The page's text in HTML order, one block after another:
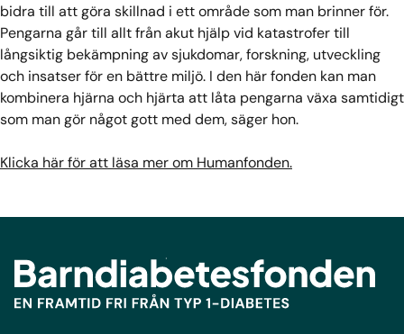
bidra till att göra skillnad i ett område som man brinner för.
Pengarna går till allt från akut hjälp vid katastrofer till
långsiktig bekämpning av sjukdomar, forskning, utveckling
och insatser för en bättre miljö. I den här fonden kan man
kombinera hjärna och hjärta att låta pengarna växa samtidigt
som man gör något gott med dem, säger hon.
Klicka här för att läsa mer om Humanfonden.